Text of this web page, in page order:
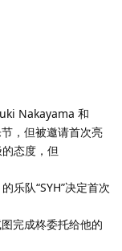
Nakayama 和
，但被邀请首次亮
态度，但
乐队“SYH”决定首次
完成柊委托给他的